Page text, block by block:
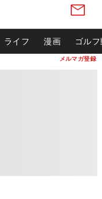
メルマガ登録
ライフ 漫画 ゴル